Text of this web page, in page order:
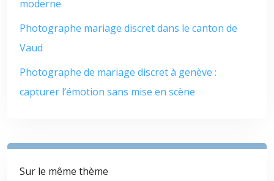
moderne
Photographe mariage discret dans le canton de
Vaud
Photographe de mariage discret à genève :
capturer l’émotion sans mise en scène
Sur le même thème